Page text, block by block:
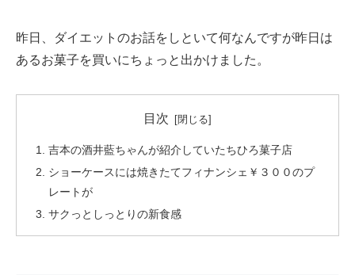
昨日、ダイエットのお話をしといて何なんですが昨日は
あるお菓子を買いにちょっと出かけました。
目次
吉本の酒井藍ちゃんが紹介していたちひろ菓子店
ショーケースには焼きたてフィナンシェ￥３００のプ
レートが
サクっとしっとりの新食感